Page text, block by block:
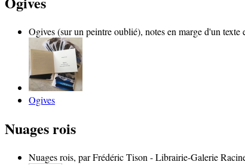
Ogives (sur un peintre oublié), notes en marge d'un
Ogives
Nuages rois
Nuages rois, par Frédéric Tison - Librairie-Galerie